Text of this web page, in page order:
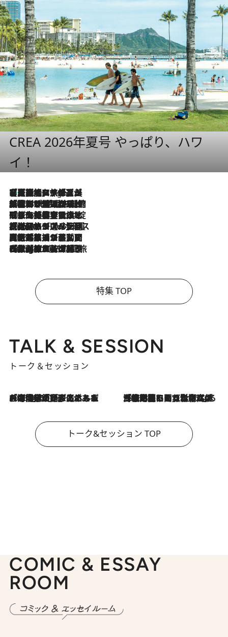
CREA 2026年夏号 やっぱり、ハワ
イ！
7 Hours Ago
【厳選旅コスメ】「多機能アイテムがメイン！」旅好き美容エディターが選んだ夏旅ベストコスメを発表【Mサイズジップ】
2026.8.6
「荷物が増えるほど旅ストレスは増す」美容ジャーナリストがたどり着いた最終結論。“化粧品を劇的に減らす”感動の凝縮美容とは
2026.8.6
「旅先には金髪ウィッグを持参」日本と同じメイクでは損してる!? 美容ジャーナリストが提案する“掟破りの旅美容”とは
2026.8.6
【厳選旅コスメ】「身軽さ＆UV対策重視！」ヘアアーティストshucoが選んだ夏旅ベストコスメを発表【Mサイズジップ】
2026.8.5
【厳選旅コスメ】国内をあちこち移動する河井菜摘が選んだ夏旅ベストコスメ発表！「リラックスアイテムはマスト」【Mサイズジップ】
2026.8.4
【厳選旅コスメ】「紫外線＆乾燥対策しながらメイク感も！」ヘア＆メイクGeorgeが選んだ夏旅ベストコスメを発表！【Mサイズジップ】
特集 TOP
TALK & SESSION
トーク＆セッション
2026.8.3
「今後値上げがあるとすれば…」「リスクがあるのは今年の冬」エネルギー専門家が語る、ホルムズ海峡封鎖が家庭にもたらす“ある心配” 2026.8.3
「住宅建てられない…」「サーチャージ料の高値が続いている」ホルムズ海峡封鎖による影響はいつまで続く？《エネルギー専門家に聞く“どうなる日本の暮らし”》
トーク&セッション TOP
COMIC & ESSAY
ROOM